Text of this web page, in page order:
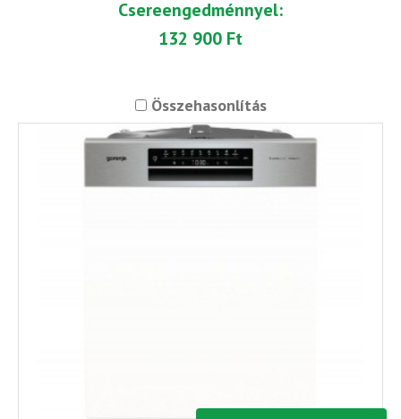
Csereengedménnyel:
132 900 Ft
Összehasonlítás